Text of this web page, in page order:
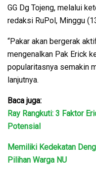
GG Dg Tojeng, melalui
redaksi RuPol, Minggu
“Pakar akan bergerak
mengenalkan Pak Erick
popularitasnya semakin
lanjutnya.
Baca juga:
Ray Rangkuti: 3 Faktor
Potensial
Memiliki Kedekatan
Pilihan Warga NU